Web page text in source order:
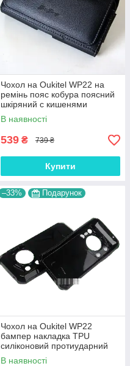
Чохол на Oukitel WP22 на
ремінь пояс кобура поясний
шкіряний c кишенями
"RAMOS"
В наявності
539 ₴ 739 ₴
Купити
–33% Подарунок
Чохол на Oukitel WP22
бампер накладка TPU
силіконовий протиударний
оригінальний "W-SHEILD"
В наявності